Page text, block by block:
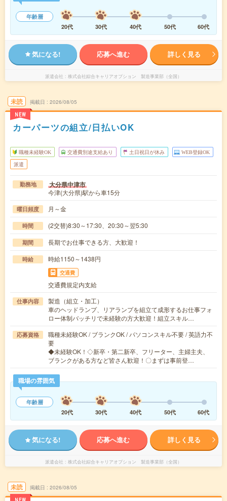
年齢層
20代
30代 40代 50代 60代
気になる! 応募へ進む 詳しく見る
派遣会社 株式会社綜合キャリアオプション 製造事業部（全国）
未読
NEW
掲載日 2026/08/05
カーパーツの組立/日払いOK
職種未経験OK 交通費別途支給あり 土日祝日が休み WEB登録OK
派遣
勤務地 大分県中津市
今津(大分県)駅から車15分
曜日頻度 月～金
時間 (2交替)8:30～17:30、20:30～翌5:30
期間 長期でお仕事できる方、大歓迎！
時給 時給1150～1438円
交通費
交通費規定内支給
仕事内容
製造（組立・加工）
車のヘッドランプ、リアランプを組立て成形するお仕事フォ
ロー体制バッチリで未経験の方大歓迎！組立スキル…
応募資格
職種未経験OK / ブランクOK / パソコンスキル不要 / 英語力不
要
◆未経験OK！◇新卒・第二新卒、フリーター、主婦主夫、
ブランクがある方など皆さん歓迎！〇まずは事前登…
職場の雰囲気
年齢層
20代
30代 40代 50代 60代
気になる! 応募へ進む 詳しく見る
派遣会社 株式会社綜合キャリアオプション 製造事業部（全国）
未読 掲載日 2026/08/05